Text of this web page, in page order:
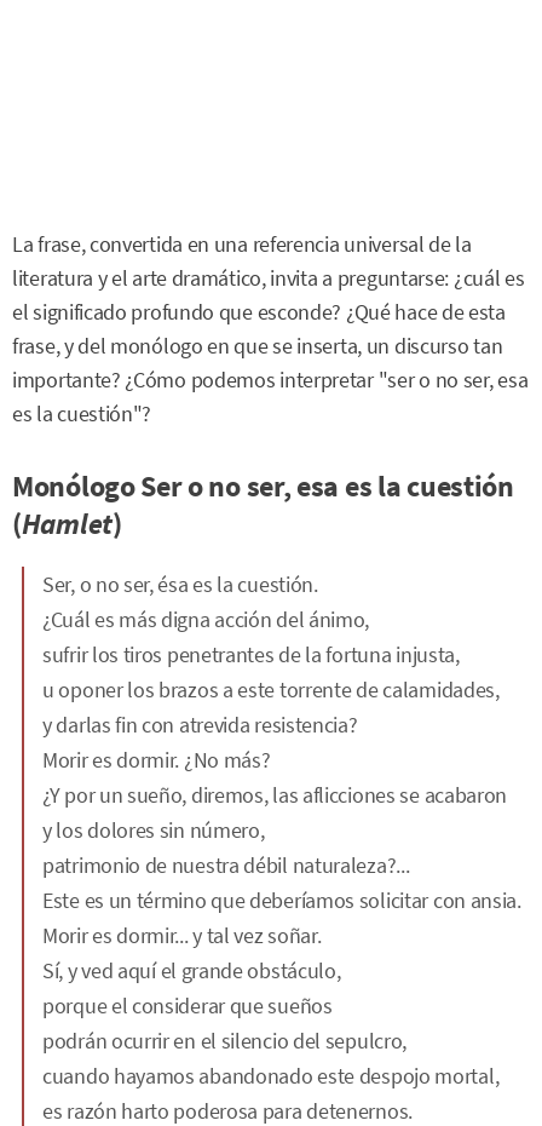
La frase, convertida en una referencia universal de la
literatura y el arte dramático, invita a preguntarse: ¿cuál es
el significado profundo que esconde? ¿Qué hace de esta
frase, y del monólogo en que se inserta, un discurso tan
importante? ¿Cómo podemos interpretar "ser o no ser, esa
es la cuestión"?
Monólogo Ser o no ser, esa es la cuestión
(Hamlet)
Ser, o no ser, ésa es la cuestión.
¿Cuál es más digna acción del ánimo,
sufrir los tiros penetrantes de la fortuna injusta,
u oponer los brazos a este torrente de calamidades,
y darlas fin con atrevida resistencia?
Morir es dormir. ¿No más?
¿Y por un sueño, diremos, las aflicciones se acabaron
y los dolores sin número,
patrimonio de nuestra débil naturaleza?...
Este es un término que deberíamos solicitar con ansia.
Morir es dormir... y tal vez soñar.
Sí, y ved aquí el grande obstáculo,
porque el considerar que sueños
podrán ocurrir en el silencio del sepulcro,
cuando hayamos abandonado este despojo mortal,
es razón harto poderosa para detenernos.